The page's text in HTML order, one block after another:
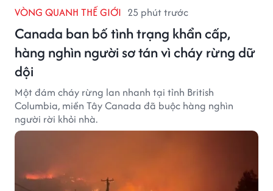
VÒNG QUANH THẾ GIỚI 25 phút trước
Canada ban bố tình trạng khẩn cấp,
hàng nghìn người sơ tán vì cháy rừng dữ
dội
Một đám cháy rừng lan nhanh tại tỉnh British
Columbia, miền Tây Canada đã buộc hàng nghìn
người rời khỏi nhà.